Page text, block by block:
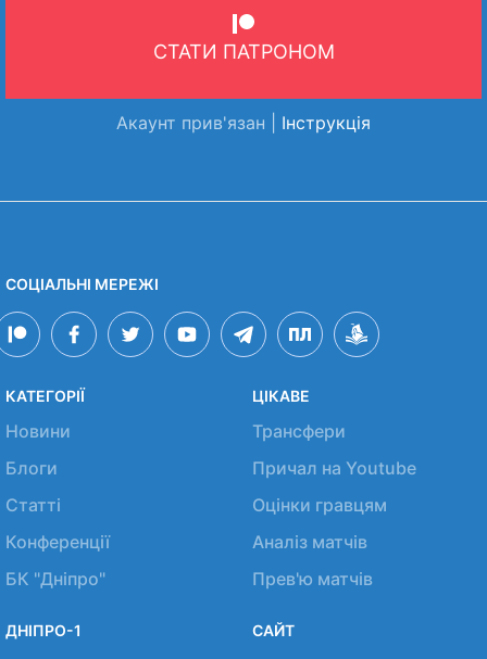
СТАТИ ПАТРОНОМ
Акаунт прив'язан | Інструкція
СОЦІАЛЬНІ МЕРЕЖІ
КАТЕГОРІЇ
Новини
Блоги
Статті
Конференції
БК "Дніпро"
ЦІКАВЕ
Трансфери
Причал на Youtube
Оцінки гравцям
Аналіз матчів
Прев'ю матчів
ДНІПРО-1 САЙТ